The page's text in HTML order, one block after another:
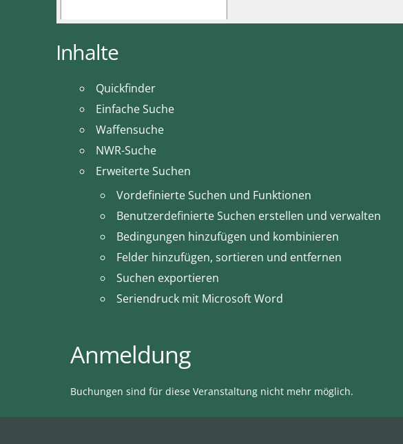
Inhalte
Quickfinder
Einfache Suche
Waffensuche
NWR-Suche
Erweiterte Suchen
Vordefinierte Suchen und Funktionen
Benutzerdefinierte Suchen erstellen und verwalten
Bedingungen hinzufügen und kombinieren
Felder hinzufügen, sortieren und entfernen
Suchen exportieren
Seriendruck mit Microsoft Word
Anmeldung
Buchungen sind für diese Veranstaltung nicht mehr möglich.